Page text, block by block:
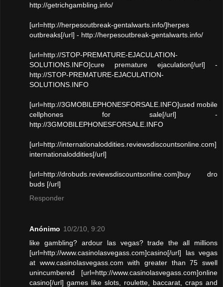
http://getrichgambling.info/
[url=http://herpesoutbreak-gentalwarts.info/]herpes
outbreaks[/url] - http://herpesoutbreak-gentalwarts.info/
[url=http://STOP-PREMATURE-EJACULATION-
SOLUTIONS.INFO]cure premature ejaculation[/url] -
http://STOP-PREMATURE-EJACULATION-
SOLUTIONS.INFO
[url=http://3GMOBILEPHONESFORSALE.INFO]used mobile
cellphones for sale[/url] -
http://3GMOBILEPHONESFORSALE.INFO
[url=http://internationaloddities.reviewsdiscountsonline.com]
internationaloddities[/url]
[url=http://drobuds.reviewsdiscountsonline.com]buy dro
buds [/url]
Responder
Anónimo 10/2/10, 9:20
like gambling? ardour las vegas? trade the all millions
[url=http://www.casinolasvegass.com]casino[/url] las vegas
at www.casinolasvegass.com with greater than 75 swell
unincumbered [url=http://www.casinolasvegass.com]online
casino[/url] games like slots, roulette, baccarat, craps and